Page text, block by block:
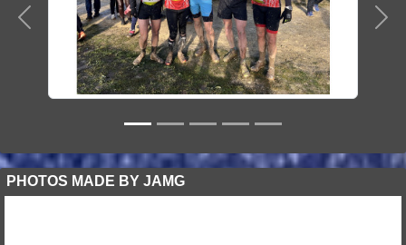
Précedent
PHOTOS MADE BY JAMG